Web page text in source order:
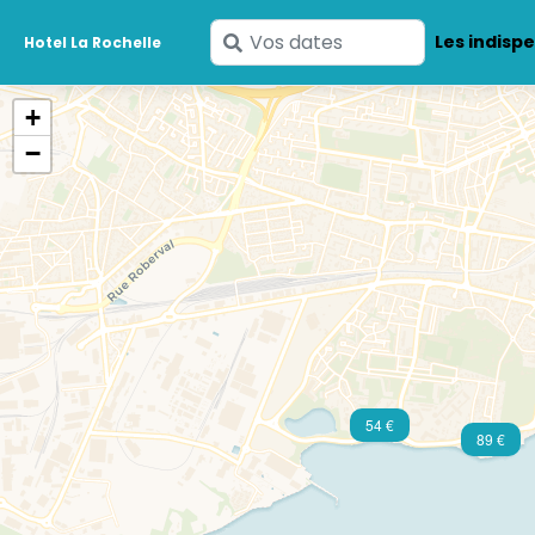
Hotel La Rochelle
Saisissez
vos
dates
Les
54 €
89 €
+
−